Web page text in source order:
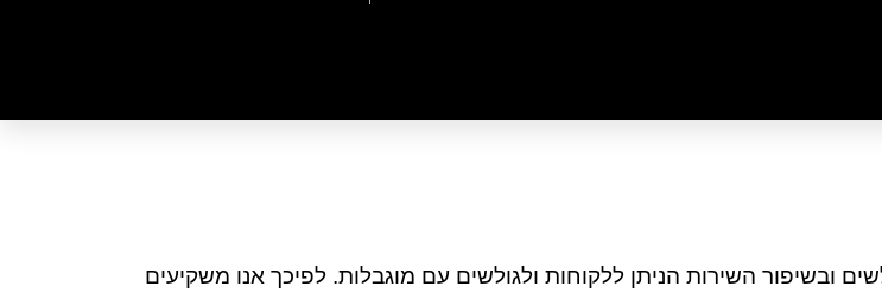
ובשיפור השירות הניתן ללקוחות ולגולשים עם מוגבלות. לפיכך אנו משקיעים